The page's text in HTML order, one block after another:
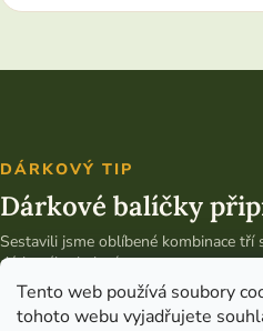
Tento web používá soubory
tohoto webu vyjadřujete
DÁRKOVÝ TIP
Dárkové balíčky
Sestavili jsme oblíbené kombinace tří
dárkového balení.
Vybrat dárkový balíček